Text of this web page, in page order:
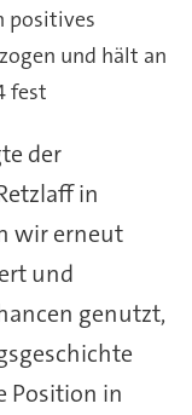
positives
und hält an
fest
der
in
wir erneut
und
genutzt,
Position in